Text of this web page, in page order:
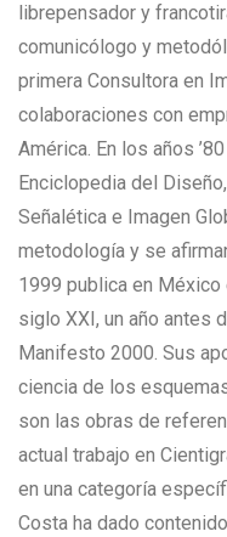
librepensador y
comunicólogo y
primera Consultora en
colaboraciones con
América. En los años
Enciclopedia del
Señalética e Imagen
metodología y se
1999 publica en
siglo XXI, un año antes
Manifesto 2000. Sus
ciencia de los
son las obras de
actual trabajo en
en una categoría
Costa ha dado